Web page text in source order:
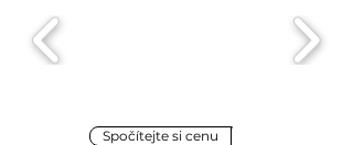
Spočítejte si cenu